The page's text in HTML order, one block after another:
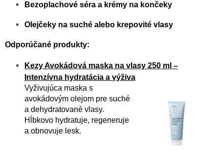
Bezoplachové séra a krémy na končeky
Olejčeky na suché alebo krepovité vlasy
Odporúčané produkty:
Kezy Avokádová maska na vlasy 250 ml –
Intenzívna hydratácia a výživa
Vyživujúca maska s
avokádovým olejom pre suché
a dehydratované vlasy.
Hĺbkovo hydratuje, regeneruje
a obnovuje lesk.